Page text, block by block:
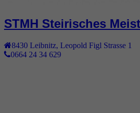
STMH Steirisches
8430 Leibnitz Leopold Figl Strasse 1
0664 24 34 629